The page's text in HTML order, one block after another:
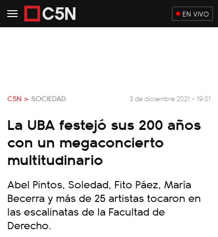
EN VIVO
C5N > SOCIEDAD 3 de diciembre 2021 - 19:01
La UBA festejó sus 200 años
con un megaconcierto
multitudinario
Abel Pintos, Soledad, Fito Páez, María
Becerra y más de 25 artistas tocaron en
las escalinatas de la Facultad de
Derecho.